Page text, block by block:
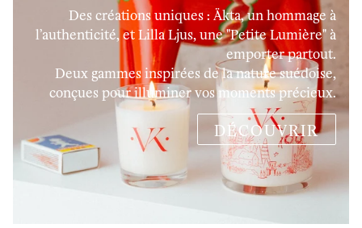
Des créations uniques : Äkta, un hommage à
l’authenticité, et Lilla Ljus, une "Petite Lumière" à
emporter partout.
Deux gammes inspirées de la nature suédoise,
conçues pour illuminer vos moments précieux.
DÉCOUVRIR